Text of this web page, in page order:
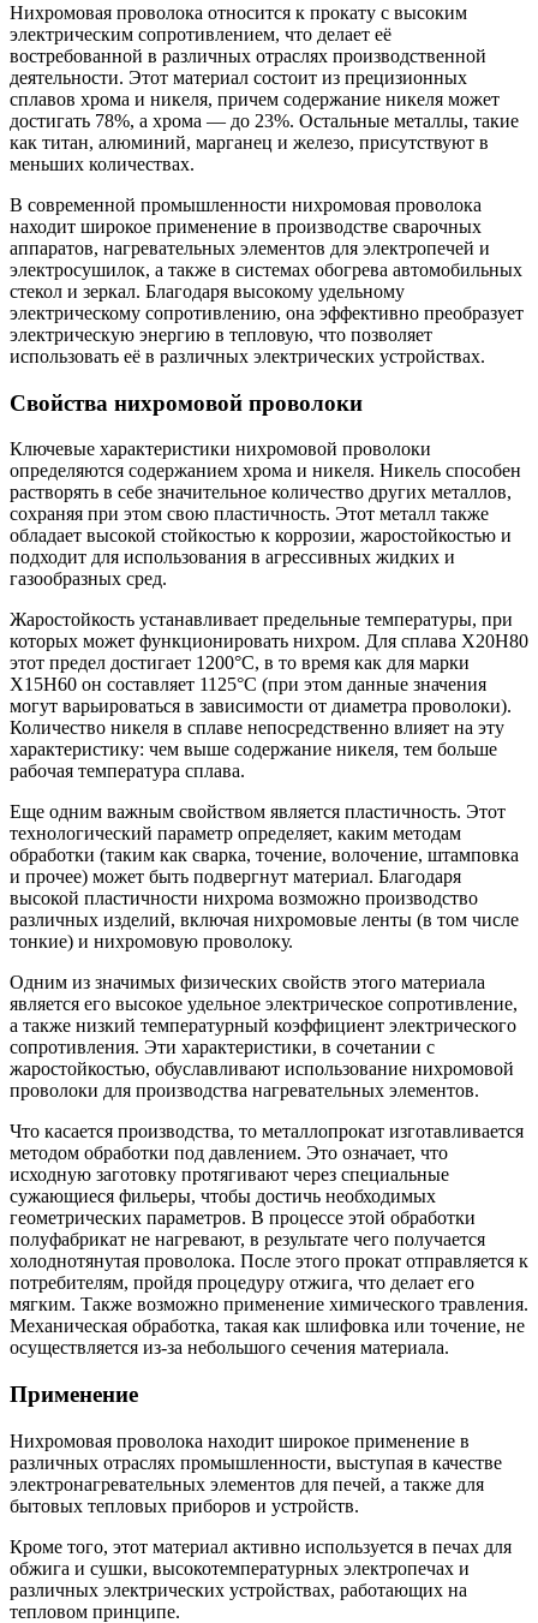
Нихромовая проволока относится к прокату с высоким
электрическим сопротивлением, что делает её
востребованной в различных отраслях производственной
деятельности. Этот материал состоит из прецизионных
сплавов хрома и никеля, причем содержание никеля может
достигать 78%, а хрома — до 23%. Остальные металлы, такие
как титан, алюминий, марганец и железо, присутствуют в
меньших количествах.
В современной промышленности нихромовая проволока
находит широкое применение в производстве сварочных
аппаратов, нагревательных элементов для электропечей и
электросушилок, а также в системах обогрева автомобильных
стекол и зеркал. Благодаря высокому удельному
электрическому сопротивлению, она эффективно преобразует
электрическую энергию в тепловую, что позволяет
использовать её в различных электрических устройствах.
Свойства нихромовой проволоки
Ключевые характеристики нихромовой проволоки
определяются содержанием хрома и никеля. Никель способен
растворять в себе значительное количество других металлов,
сохраняя при этом свою пластичность. Этот металл также
обладает высокой стойкостью к коррозии, жаростойкостью и
подходит для использования в агрессивных жидких и
газообразных сред.
Жаростойкость устанавливает предельные температуры, при
которых может функционировать нихром. Для сплава Х20Н80
этот предел достигает 1200°С, в то время как для марки
Х15Н60 он составляет 1125°С (при этом данные значения
могут варьироваться в зависимости от диаметра проволоки).
Количество никеля в сплаве непосредственно влияет на эту
характеристику: чем выше содержание никеля, тем больше
рабочая температура сплава.
Еще одним важным свойством является пластичность. Этот
технологический параметр определяет, каким методам
обработки (таким как сварка, точение, волочение, штамповка
и прочее) может быть подвергнут материал. Благодаря
высокой пластичности нихрома возможно производство
различных изделий, включая нихромовые ленты (в том числе
тонкие) и нихромовую проволоку.
Одним из значимых физических свойств этого материала
является его высокое удельное электрическое сопротивление,
а также низкий температурный коэффициент электрического
сопротивления. Эти характеристики, в сочетании с
жаростойкостью, обуславливают использование нихромовой
проволоки для производства нагревательных элементов.
Что касается производства, то металлопрокат изготавливается
методом обработки под давлением. Это означает, что
исходную заготовку протягивают через специальные
сужающиеся фильеры, чтобы достичь необходимых
геометрических параметров. В процессе этой обработки
полуфабрикат не нагревают, в результате чего получается
холоднотянутая проволока. После этого прокат отправляется к
потребителям, пройдя процедуру отжига, что делает его
мягким. Также возможно применение химического травления.
Механическая обработка, такая как шлифовка или точение, не
осуществляется из-за небольшого сечения материала.
Применение
Нихромовая проволока находит широкое применение в
различных отраслях промышленности, выступая в качестве
электронагревательных элементов для печей, а также для
бытовых тепловых приборов и устройств.
Кроме того, этот материал активно используется в печах для
обжига и сушки, высокотемпературных электропечах и
различных электрических устройствах, работающих на
тепловом принципе.